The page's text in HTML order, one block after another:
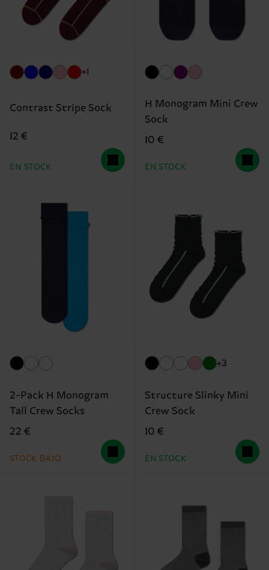
+1
Contrast Stripe Sock
12 €
EN STOCK
H Monogram Mini Crew
Sock
10 €
EN STOCK
2-Pack H Monogram
Tall Crew Socks
22 €
STOCK BAJO
+3
Structure Slinky Mini
Crew Sock
10 €
EN STOCK